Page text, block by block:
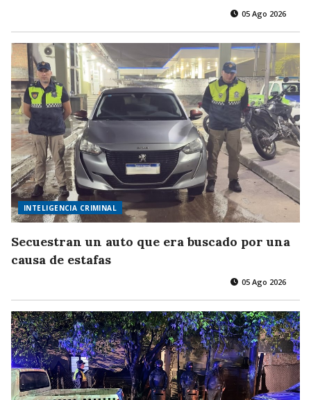
05 Ago 2026
INTELIGENCIA CRIMINAL
Secuestran un auto que era buscado por una
causa de estafas
05 Ago 2026